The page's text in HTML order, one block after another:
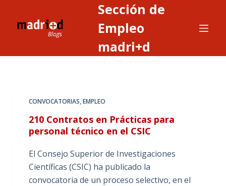
Sección de
Empleo
madri+d
CONVOCATORIAS,EMPLEO
210 Contratos en Prácticas para
personal técnico en el CSIC
El Consejo Superior de Investigaciones
Científicas (CSIC) ha publicado la
convocatoria de un proceso selectivo, en el